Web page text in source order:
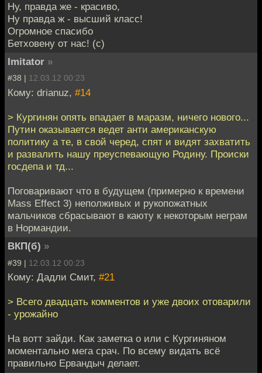
Ну, правда же - красиво,
Ну правда ж - высший класс!
Огромное спасибо
Бетховену от нас! (c)
Imitator »
#38 | 12.03.12 00:23
Кому: drianuz, #14
> Кургинян опять впадает в маразм, ничего нового...
Путин оказывается ведет анти американскую
политику а те, в свой черед, спят и видят захватить
и развалить нашу преуспевающую Родину. Происки
госдепа и тд...
Поговаривают что в будущем (примерно к времени
Mass Effect 3) неполживых и рукопожатных
мальчиков сбрасывают в каюту к некоторым неграм
в Нормандии.
ВКП(б) »
#39 | 12.03.12 00:23
Кому: Дадли Смит, #21
> Всего двадцать комментов и уже двоих отоварили
- урожайно
На вотт зайди. Как заметка о или с Кургиняном
моментально мега срач. По всему видать всё
правильно Ервандыч делает.